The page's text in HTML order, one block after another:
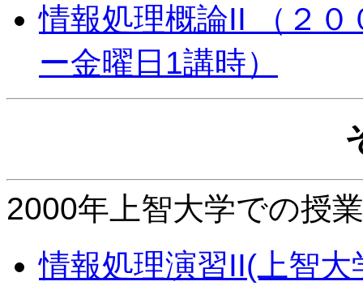
情報処理概論II （２
ー金曜日1講時）
2000年上智大学での授業
情報処理演習II(上智